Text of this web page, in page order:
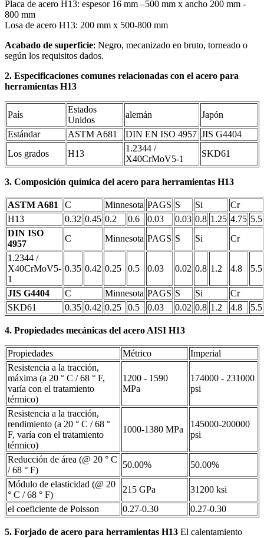
Placa de acero H13: espesor 16 mm –500 mm x ancho 200 mm -
800 mm
Losa de acero H13: 200 mm x 500-800 mm
Acabado de superficie: Negro, mecanizado en bruto, torneado o
según los requisitos dados.
2. Especificaciones comunes relacionadas con el acero para
herramientas H13
País
Estados
Unidos
alemán
Japón
Estándar
ASTM A681 DIN EN ISO 4957 JIS G4404
Los grados
H13
1.2344 /
X40CrMoV5-1
SKD61
3. Composición química del acero para herramientas H13
ASTM A681 C Minnesota PAGS S Si
Cr
H13
0.32 0.45 0.2 0.6 0.03 0.03 0.8 1.25 4.75 5.5
DIN ISO
4957
C Minnesota PAGS S Si
Cr
1.2344 /
X40CrMoV5-
1
0.35 0.42 0.25 0.5 0.03 0.02 0.8 1.2 4.8 5.5
JIS G4404 C Minnesota PAGS S Si
Cr
SKD61
0.35 0.42 0.25 0.5 0.03 0.02 0.8 1.2 4.8 5.5
4. Propiedades mecánicas del acero AISI H13
Propiedades Métrico
Imperial
Resistencia a la tracción,
máxima (a 20 ° C / 68 ° F,
varía con el tratamiento
térmico)
1200 - 1590
MPa
174000 - 231000
psi
Resistencia a la tracción,
rendimiento (a 20 ° C / 68 °
F, varía con el tratamiento
térmico)
1000-1380 MPa
145000-200000
psi
Reducción de área (@ 20 ° C
/ 68 ° F)
50.00%
50.00%
Módulo de elasticidad (@ 20
° C / 68 ° F)
215 GPa
31200 ksi
el coeficiente de Poisson
0.27-0.30 0.27-0.30
5. Forjado de acero para herramientas H13 El calentamiento